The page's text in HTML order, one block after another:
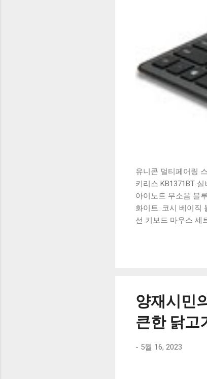
유니콘 멀티페어링
키리스 KB1371BT
아이노트 무소음 블
화이트. 코시 베이직
선 키보드 마우스 세
상품 하나를 사더
양재시민
큰한 닭고
- 5월 16, 2023